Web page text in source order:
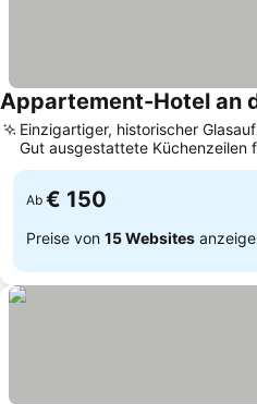
Appartement-Hotel an
Einzigartiger, historischer
Gut ausgestattete Küchenzeilen
mehr Komfort
Ab € 150
Preise von 15 Websites